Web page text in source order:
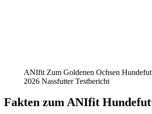
ANIfit Zum Goldenen Ochsen
2026 Nassfutter Testbericht
Fakten zum ANIfit